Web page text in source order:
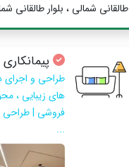
طالقانی شمالی ، بلوار طالقانی
طراحی و اجرای
های زیبایی ،
فروشی | طراحی
...